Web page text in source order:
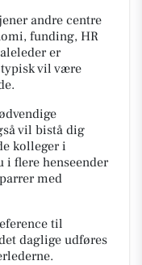
andre centre
funding, HR
er
vil være
vil bistå dig
kolleger i
flere henseender
med
til
daglige udføres